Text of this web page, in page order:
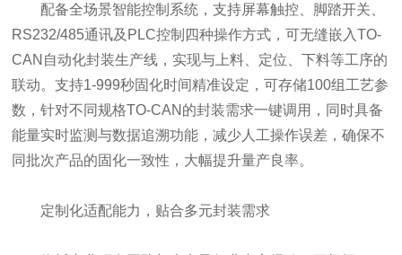
配备全场景智能控制系统，支持屏幕触控、脚踏开关、
RS232/485通讯及PLC控制四种操作方式，可无缝嵌入TO-
CAN自动化封装生产线，实现与上料、定位、下料等工序的
联动。支持1-999秒固化时间精准设定，可存储100组工艺参
数，针对不同规格TO-CAN的封装需求一键调用，同时具备
能量实时监测与数据追溯功能，减少人工操作误差，确保不
同批次产品的固化一致性，大幅提升量产良率。
定制化适配能力，贴合多元封装需求